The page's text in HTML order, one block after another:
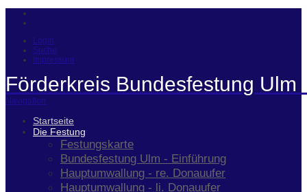
Login
Suche
Impressum
Förderkreis Bundesfestung Ulm
Navigation
Startseite
Die Festung
Festungskarte
Bundesfestung Ulm - Einführung
Hauptumwallung - re. Donauufer
Hauptumwallung - li. Donauufer